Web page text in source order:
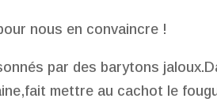
nous en convaincre !
par des barytons
mettre au cachot le